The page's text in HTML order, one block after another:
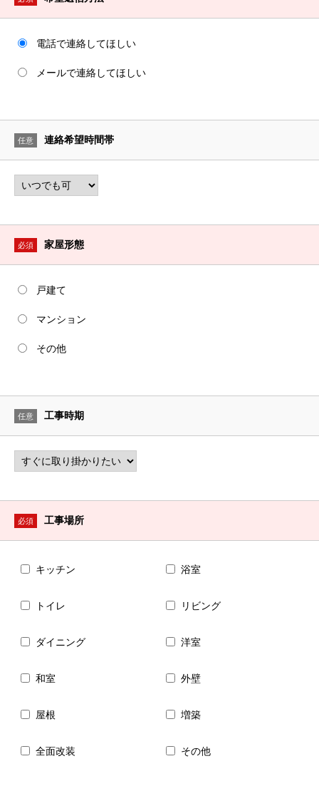
電話で連絡してほしい
メールで連絡してほしい
任意 連絡希望時間帯
必須 家屋形態
戸建て
マンション
その他
任意 工事時期
必須 工事場所
キッチン 浴室
トイレ リビング
ダイニング 洋室
和室 外壁
屋根 増築
全面改装 その他